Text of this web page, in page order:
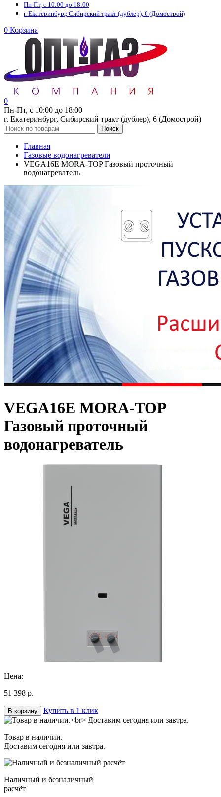
Пн-Пт, с 10:00 до 18:00
г. Екатеринбург, Сибирский тракт (дублер), 6 (Домострой)
0 Корзина
0
Пн-Пт, с 10:00 до 18:00
г. Екатеринбург, Сибирский тракт (дублер), 6 (Домострой)
Поиск
Главная
Газовые водонагреватели
VEGA16E MORA-TOP Газовый проточный
водонагреватель
VEGA16E MORA-TOP
Газовый проточный
водонагреватель
Цена:
51 398 р.
В корзину Купить в 1 клик
Товар в наличии.
Доставим сегодня или завтра.
Наличный и безналичный
расчёт